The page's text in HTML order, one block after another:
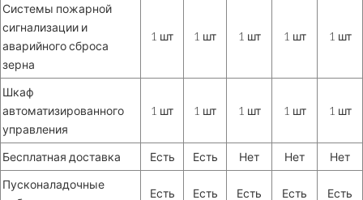
Системы пожарной
сигнализации и
аварийного сброса
зерна
1 шт 1 шт 1 шт 1 шт 1 шт
Шкаф
автоматизированного
управления
1 шт 1 шт 1 шт 1 шт 1 шт
Бесплатная доставка Есть Есть Нет Нет
Нет
Пусконаладочные
Есть Есть Есть Есть Есть